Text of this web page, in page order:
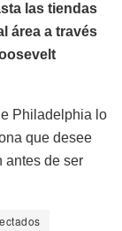
las tiendas
área a través
Philadelphia lo
que desee
antes de ser